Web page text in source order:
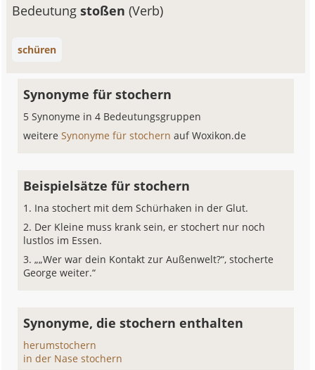
Bedeutungstoßen(Verb)
schüren
Synonyme für stochern
5 Synonyme in 4 Bedeutungsgruppen
weitereSynonyme für stochernauf Woxikon.de
Beispielsätze für stochern
Ina stochert mit dem Schürhaken in der Glut.
Der Kleine muss krank sein, er stochert nur noch
lustlos im Essen.
„„Wer war dein Kontakt zur Außenwelt?“, stocherte
George weiter.“
Synonyme, die stochern enthalten
herumstochern
in der Nase stochern